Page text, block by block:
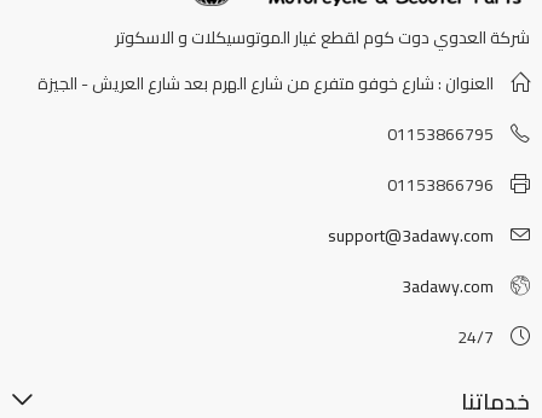
شركة العدوي دوت كوم لقطع غيار الموتوسيكلات و الاسكوتر
العنوان : شارع خوفو متفرع من شارع الهرم بعد شارع العريش - الجيزة
01153866795
01153866796
support@3adawy.com
3adawy.com
24/7
خدماتنا